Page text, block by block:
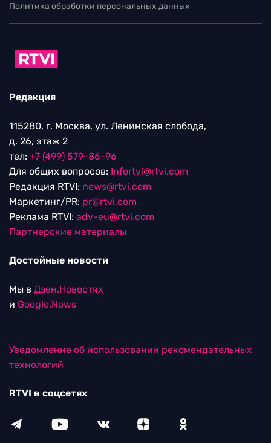
Политика обработки персональных данных
Редакция
115280, г. Москва, ул. Ленинская слобода,
д. 26, этаж 2
тел: +7 (499) 579-86-96
Для общих вопросов: Infortvi@rtvi.com
Редакция RTVI: news@rtvi.com
Маркетинг/PR: pr@rtvi.com
Реклама RTVI: adv-eu@rtvi.com
Партнерские материалы
Достойные новости
Мы в Дзен.Новостях
и Google.News
Уведомление об использовании рекомендательных
технологий
RTVI в соцсетях